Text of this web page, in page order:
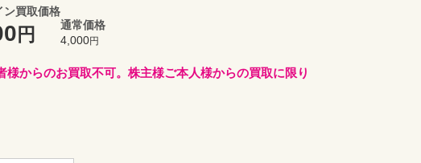
ン買取価格
円
通常価格
4,000円
様からのお買取不可。株主様ご本人様からの買取に限り